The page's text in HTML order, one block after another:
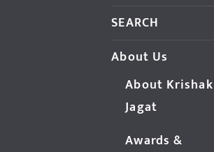
SEARCH
About Us
About Krishak
Jagat
Awards &